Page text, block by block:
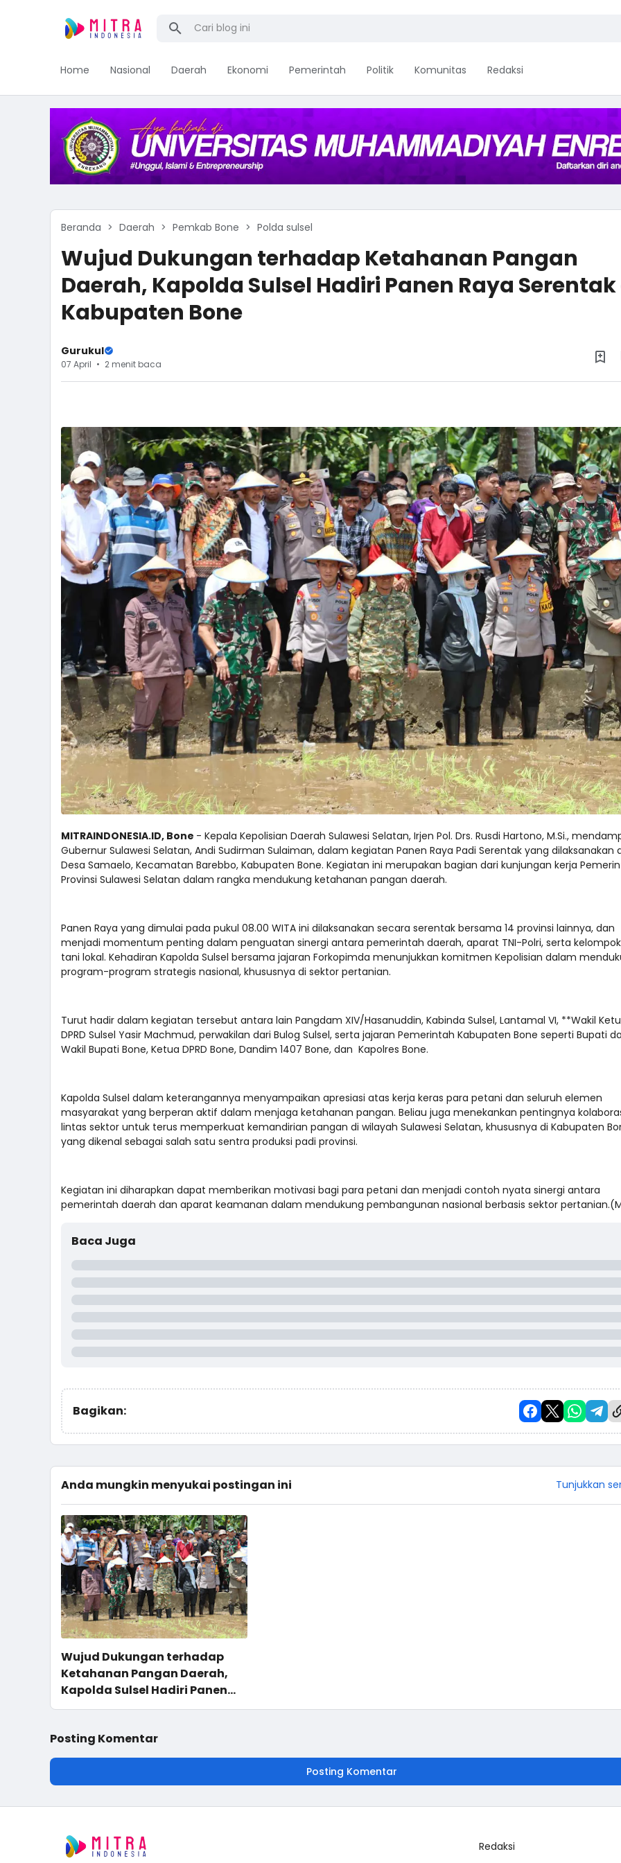
Home Nasional Daerah Ekonomi Pemerintah Politik Komunitas Redaksi
Beranda Daerah Pemkab Bone Polda sulsel
Wujud Dukungan terhadap Ketahanan Pangan
Daerah, Kapolda Sulsel Hadiri Panen Raya Serentak
Kabupaten Bone
Gurukul
07 April 2 menit baca
MITRAINDONESIA.ID, Bone - Kepala Kepolisian Daerah Sulawesi Selatan, Irjen Pol. Drs. Rusdi Hartono, M.Si.,
Gubernur Sulawesi Selatan, Andi Sudirman Sulaiman, dalam kegiatan Panen Raya Padi Serentak yang dilaksanakan
Desa Samaelo, Kecamatan Barebbo, Kabupaten Bone. Kegiatan ini merupakan bagian dari kunjungan kerja
Provinsi Sulawesi Selatan dalam rangka mendukung ketahanan pangan daerah.
Panen Raya yang dimulai pada pukul 08.00 WITA ini dilaksanakan secara serentak bersama 14 provinsi lainnya, dan
menjadi momentum penting dalam penguatan sinergi antara pemerintah daerah, aparat TNI-Polri, serta kelompok
tani lokal. Kehadiran Kapolda Sulsel bersama jajaran Forkopimda menunjukkan komitmen Kepolisian dalam
program-program strategis nasional, khususnya di sektor pertanian.
Turut hadir dalam kegiatan tersebut antara lain Pangdam XIV/Hasanuddin, Kabinda Sulsel, Lantamal VI, **Wakil
DPRD Sulsel Yasir Machmud, perwakilan dari Bulog Sulsel, serta jajaran Pemerintah Kabupaten Bone seperti Bupati
Wakil Bupati Bone, Ketua DPRD Bone, Dandim 1407 Bone, dan Kapolres Bone.
Kapolda Sulsel dalam keterangannya menyampaikan apresiasi atas kerja keras para petani dan seluruh elemen
masyarakat yang berperan aktif dalam menjaga ketahanan pangan. Beliau juga menekankan pentingnya
lintas sektor untuk terus memperkuat kemandirian pangan di wilayah Sulawesi Selatan, khususnya di Kabupaten
yang dikenal sebagai salah satu sentra produksi padi provinsi.
Kegiatan ini diharapkan dapat memberikan motivasi bagi para petani dan menjadi contoh nyata sinergi antara
pemerintah daerah dan aparat keamanan dalam mendukung pembangunan nasional berbasis sektor
Baca Juga
Bagikan:
Anda mungkin menyukai postingan ini Tunjukkan
Wujud Dukungan terhadap
Ketahanan Pangan Daerah,
Kapolda Sulsel Hadiri Panen
Raya Serentak di Kabupaten
Posting Komentar
Posting Komentar
Redaksi